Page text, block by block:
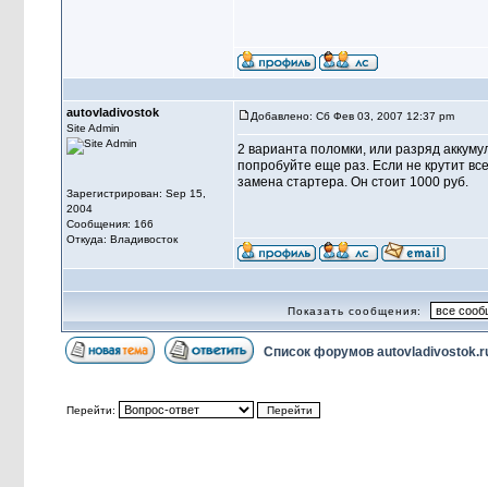
autovladivostok
Site Admin
Зарегистрирован: Sep 15,
2004
Сообщения: 166
Откуда: Владивосток
Добавлено: Сб Фев 03, 2007 12:37 pm
2 варианта поломки, или разряд
попробуйте еще раз. Если не крутит
замена стартера. Он стоит 1000 руб.
Показать сообщения:
Список форумов
Перейти: